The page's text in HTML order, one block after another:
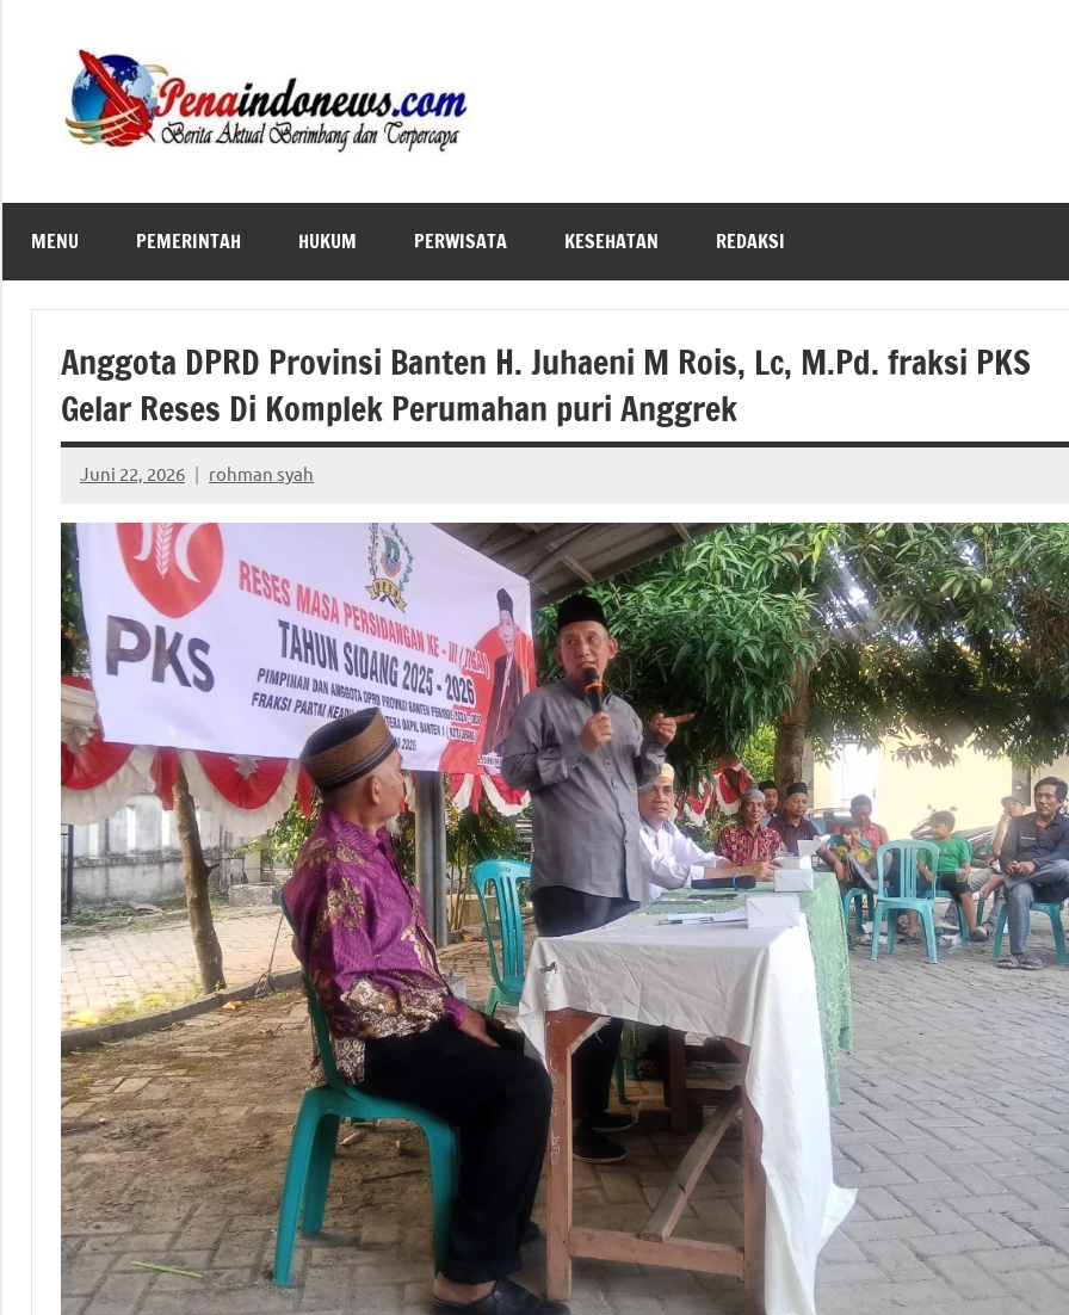
MENU PEMERINTAH HUKUM PERWISATA KESEHATAN REDAKSI
Anggota DPRD Provinsi Banten H. Juhaeni M Rois, Lc, M.Pd. fraksi PKS
Gelar Reses Di Komplek Perumahan puri Anggrek
Juni 22, 2026 rohman syah
No
comments